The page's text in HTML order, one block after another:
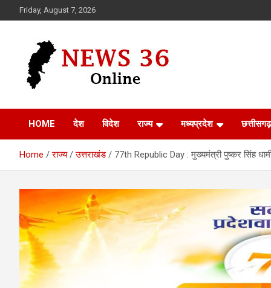
to
Friday, August 7, 2026
News 36
HOME देश विदेश राज्य मध्यप्रदेश छत्तीसगढ़
Home राज्य उत्तराखंड 77th Republic Day : मुख्यमंत्री पुष्कर सिंह